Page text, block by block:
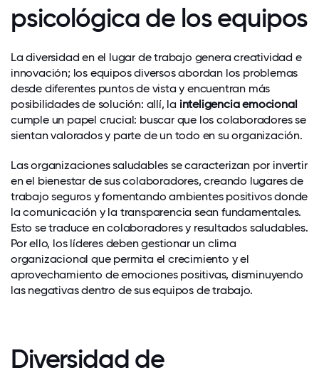
psicológica de los equipos
La diversidad en el lugar de trabajo genera creatividad e
innovación; los equipos diversos abordan los problemas
desde diferentes puntos de vista y encuentran más
posibilidades de solución: allí, la inteligencia emocional
cumple un papel crucial: buscar que los colaboradores se
sientan valorados y parte de un todo en su organización.
Las organizaciones saludables se caracterizan por invertir
en el bienestar de sus colaboradores, creando lugares de
trabajo seguros y fomentando ambientes positivos donde
la comunicación y la transparencia sean fundamentales.
Esto se traduce en colaboradores y resultados saludables.
Por ello, los líderes deben gestionar un clima
organizacional que permita el crecimiento y el
aprovechamiento de emociones positivas, disminuyendo
las negativas dentro de sus equipos de trabajo.
Diversidad de